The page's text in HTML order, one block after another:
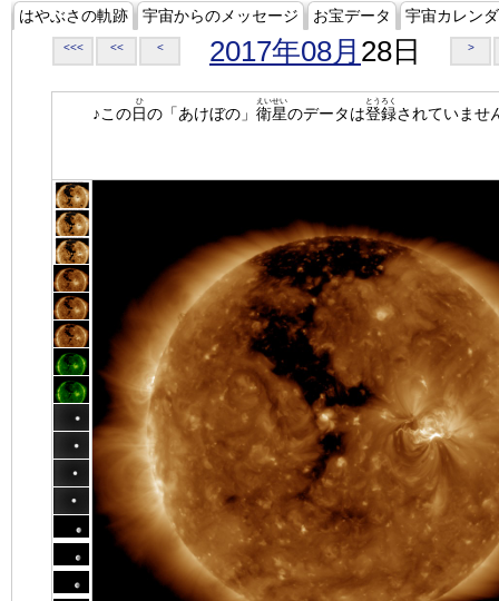
はやぶさの軌跡 宇宙からのメッセージ お宝データ 宇宙カレン
<<< << < 2017年08月 28日 >
♪この日
ひ
の「あけぼの」 衛星
えいせい
のデータは登録
とうろく
されていませ